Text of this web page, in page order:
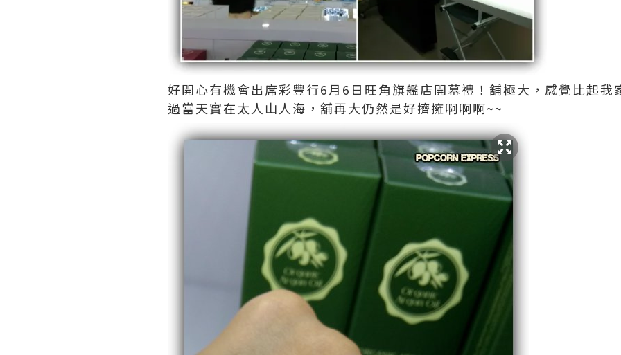
好開心有機會出席彩豐行6月6日旺角旗艦店開幕禮！舖極大，感覺比起我
過當天實在太人山人海，舖再大仍然是好擠擁啊啊啊~~